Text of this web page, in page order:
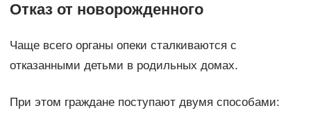
Отказ от новорожденного
Чаще всего органы опеки сталкиваются с
отказанными детьми в родильных домах.
При этом граждане поступают двумя способами: